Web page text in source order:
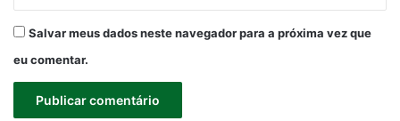
Salvar meus dados neste navegador para a próxima vez que
eu comentar.